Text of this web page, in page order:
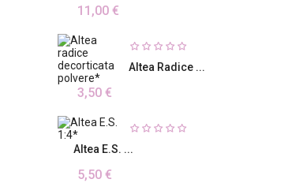
11,00 €
Altea Radice ...
3,50 €
Altea E.S. ...
5,50 €